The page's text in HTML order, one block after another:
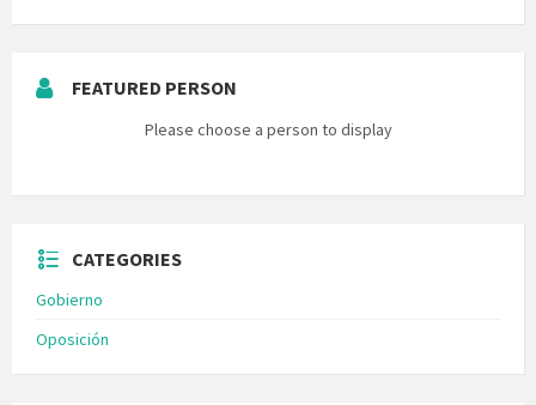
FEATURED PERSON
Please choose a person to display
CATEGORIES
Gobierno
Oposición